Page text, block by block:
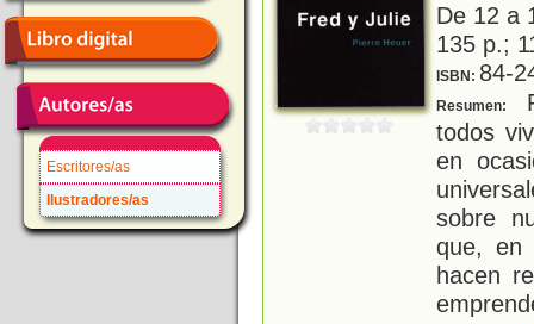
Escritores/as
Ilustradores/as
De 12 a
135 p.;
ISBN: 84-
Resumen:
todos
en
sobre
que, en
hacen